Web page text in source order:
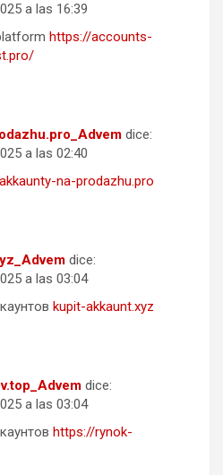
a las 16:39
https://accounts-
dice:
a las 02:40
akkaunty-na-prodazhu.pro
dice:
a las 03:04
kupit-akkaunt.xyz
dice:
a las 03:04
https://rynok-